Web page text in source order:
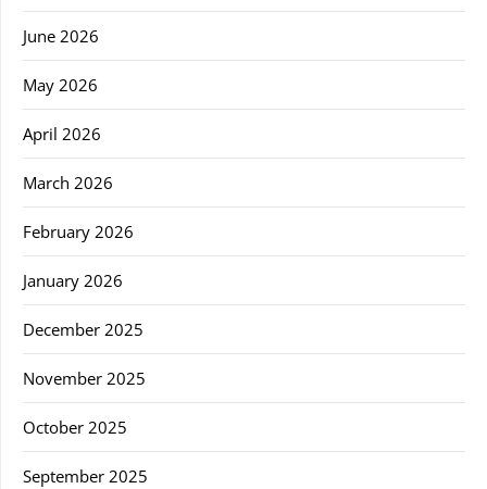
June 2026
May 2026
April 2026
March 2026
February 2026
January 2026
December 2025
November 2025
October 2025
September 2025